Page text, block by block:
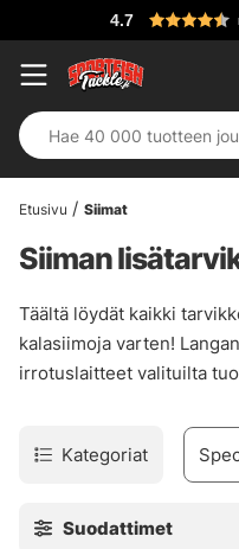
4.7
Etusivu Siimat
Siiman
Täältä löydät kaikki
kalasiimoja varten!
irrotuslaitteet valituilta
Kategoriat
Suodattimet